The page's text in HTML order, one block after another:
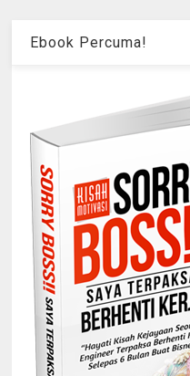
Ebook Percuma!